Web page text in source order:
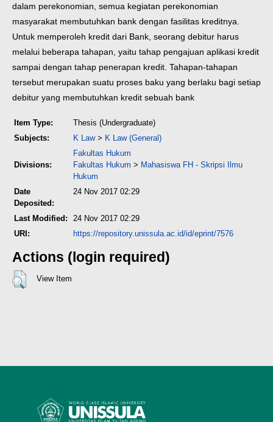
dalam perekonomian, semua kegiatan perekonomian
masyarakat membutuhkan bank dengan fasilitas kreditnya.
Untuk memperoleh kredit dari Bank, seorang debitur harus
melalui beberapa tahapan, yaitu tahap pengajuan aplikasi kredit
sampai dengan tahap penerapan kredit. Tahapan-tahapan
tersebut merupakan suatu proses baku yang berlaku bagi setiap
debitur yang membutuhkan kredit sebuah bank
Item Type:
Thesis (Undergraduate)
Subjects:
K Law> K Law (General)
Divisions:
Fakultas Hukum
Fakultas Hukum > Mahasiswa FH - Skripsi Ilmu
Hukum
Date
Deposited:
24 Nov 2017 02:29
Last Modified:
24 Nov 2017 02:29
URI:
https://repository.unissula.ac.id/id/eprint/7576
Actions (login required)
View Item